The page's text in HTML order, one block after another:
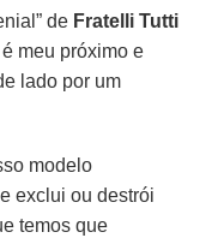
de Fratelli Tutti
meu próximo e
lado por um
modelo
exclui ou destrói
temos que